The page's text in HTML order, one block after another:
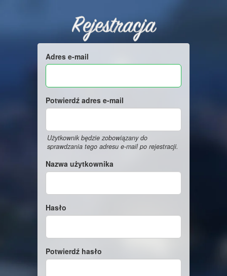
Rejestracja
Adres e-mail
Potwierdź adres e-mail
Użytkownik będzie zobowiązany do
sprawdzania tego adresu e-mail po rejestracji.
Nazwa użytkownika
Hasło
Potwierdź hasło